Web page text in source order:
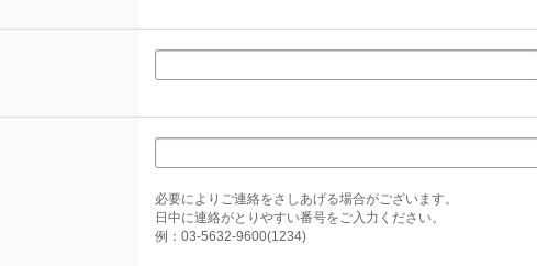
必要によりご連絡をさしあげる場合がございます。
日中に連絡がとりやすい番号をご入力ください。
例：03-5632-9600(1234)